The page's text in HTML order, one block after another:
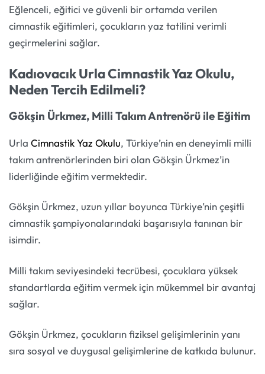
Eğlenceli, eğitici ve güvenli bir ortamda verilen
cimnastik eğitimleri, çocukların yaz tatilini verimli
geçirmelerini sağlar.
Kadıovacık Urla Cimnastik Yaz Okulu,
Neden Tercih Edilmeli?
Gökşin Ürkmez, Milli Takım Antrenörü ile Eğitim
Urla Cimnastik Yaz Okulu, Türkiye’nin en deneyimli milli
takım antrenörlerinden biri olan Gökşin Ürkmez’in
liderliğinde eğitim vermektedir.
Gökşin Ürkmez, uzun yıllar boyunca Türkiye’nin çeşitli
cimnastik şampiyonalarındaki başarısıyla tanınan bir
isimdir.
Milli takım seviyesindeki tecrübesi, çocuklara yüksek
standartlarda eğitim vermek için mükemmel bir avantaj
sağlar.
Gökşin Ürkmez, çocukların fiziksel gelişimlerinin yanı
sıra sosyal ve duygusal gelişimlerine de katkıda bulunur.